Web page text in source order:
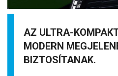
AZ ULTRA-
MODERN
BIZTOSÍTANAK.